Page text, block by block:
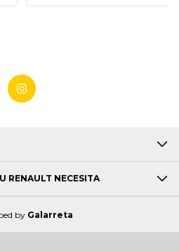
RENAULT NECESITA
by Galarreta